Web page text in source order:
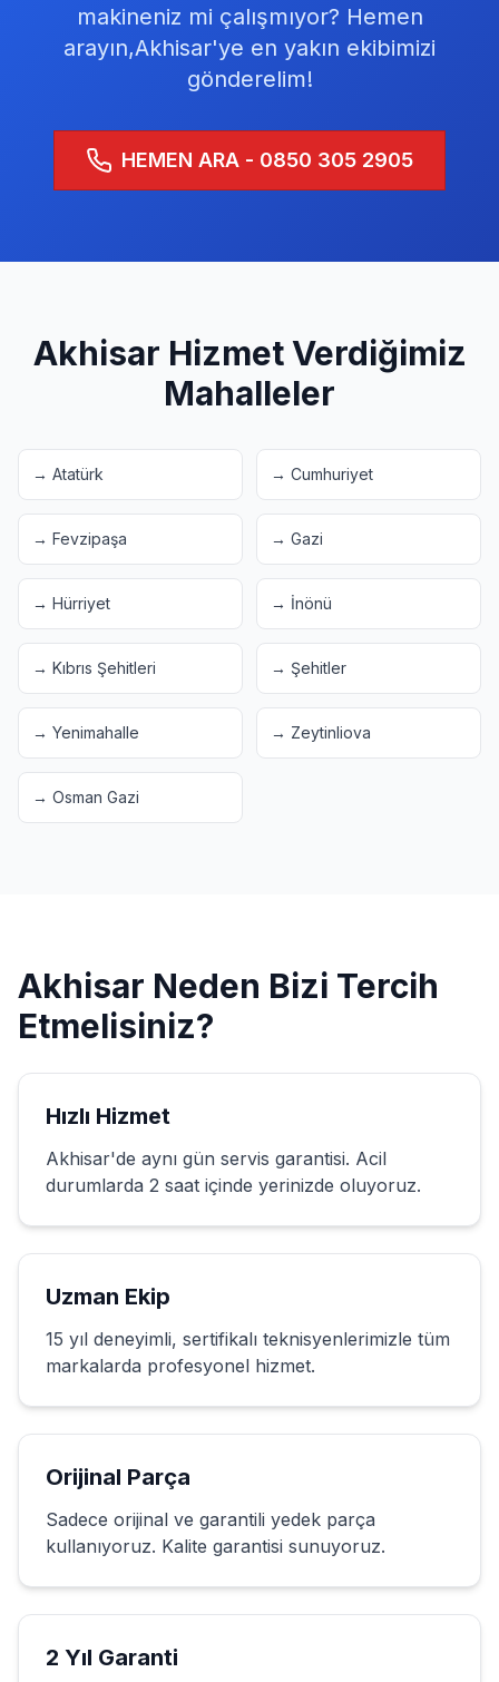
makineniz mi çalışmıyor? Hemen
arayın,Akhisar'ye en yakın ekibimizi
gönderelim!
HEMEN ARA - 0850 305 2905
Akhisar Hizmet Verdiğimiz
Mahalleler
→ Atatürk → Cumhuriyet
→ Fevzipaşa → Gazi
→ Hürriyet → İnönü
→ Kıbrıs Şehitleri → Şehitler
→ Yenimahalle → Zeytinliova
→ Osman Gazi
Akhisar Neden Bizi Tercih
Etmelisiniz?
Hızlı Hizmet
Akhisar'de aynı gün servis garantisi. Acil
durumlarda 2 saat içinde yerinizde oluyoruz.
Uzman Ekip
15 yıl deneyimli, sertifikalı teknisyenlerimizle tüm
markalarda profesyonel hizmet.
Orijinal Parça
Sadece orijinal ve garantili yedek parça
kullanıyoruz. Kalite garantisi sunuyoruz.
2 Yıl Garanti